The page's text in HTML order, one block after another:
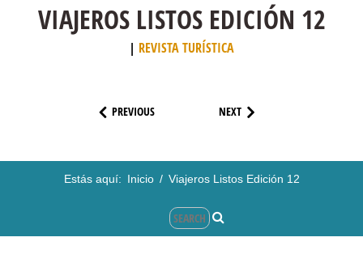
VIAJEROS LISTOS EDICIÓN 12
REVISTA TURÍSTICA
PREVIOUS NEXT
Estás aquí: Inicio / Viajeros Listos Edición 12